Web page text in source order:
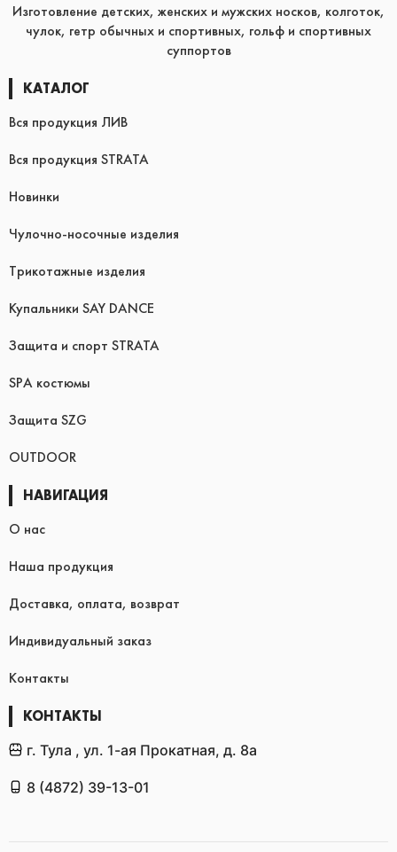
Изготовление детских, женских и мужских носков, колготок,
чулок, гетр обычных и спортивных, гольф и спортивных
суппортов
КАТАЛОГ
Вся продукция ЛИВ
Вся продукция STRATA
Новинки
Чулочно-носочные изделия
Трикотажные изделия
Купальники SAY DANCE
Защита и спорт STRATA
SPA костюмы
Защита SZG
OUTDOOR
НАВИГАЦИЯ
О нас
Наша продукция
Доставка, оплата, возврат
Индивидуальный заказ
Контакты
КОНТАКТЫ
г. Тула , ул. 1-ая Прокатная, д. 8а
8 (4872) 39-13-01